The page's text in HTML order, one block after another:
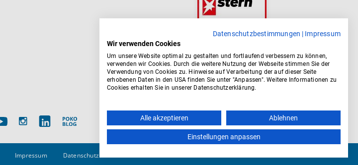
Datenschutzbestimmungen | Impressum
Wir verwenden Cookies
Um unsere Website optimal zu gestalten und fortlaufend verbessern zu können,
verwenden wir Cookies. Durch die weitere Nutzung der Webseite stimmen Sie der
Verwendung von Cookies zu. Hinweise auf Verarbeitung der auf dieser Seite
erhobenen Daten in den USA finden Sie unter "Anpassen". Weitere Informationen zu
Cookies erhalten Sie in unserer Datenschutzerklärung.
Alle akzeptieren Ablehnen
Einstellungen anpassen
Impressum Datenschutz